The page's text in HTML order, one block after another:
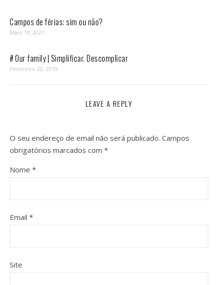
Campos de férias: sim ou não?
Maio 19, 2021
# Our family | Simplificar. Descomplicar
Fevereiro 20, 2019
LEAVE A REPLY
O seu endereço de email não será publicado. Campos
obrigatórios marcados com *
Nome *
Email *
Site